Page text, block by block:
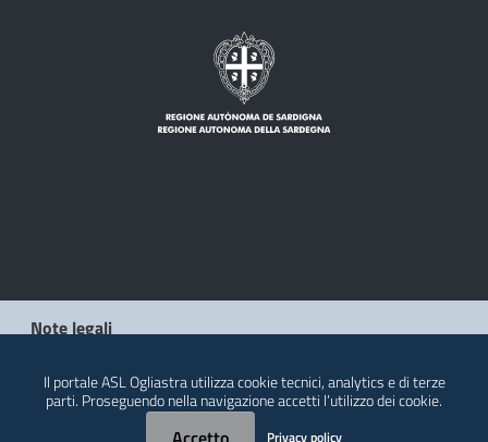
Note legali
Contatti
Il portale ASL Ogliastra utilizza cookie tecnici, analytics e di terze
parti. Proseguendo nella navigazione accetti l’utilizzo dei cookie.
Privacy policy